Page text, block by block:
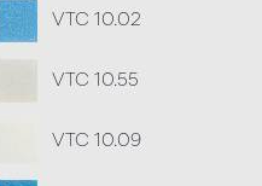
VTC 10.02
VTC 10.55
VTC 10.09